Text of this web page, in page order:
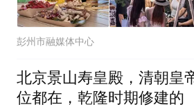
彭州市融媒体中心
北京景山寿皇殿，清朝皇
位都在，乾隆时期修建的